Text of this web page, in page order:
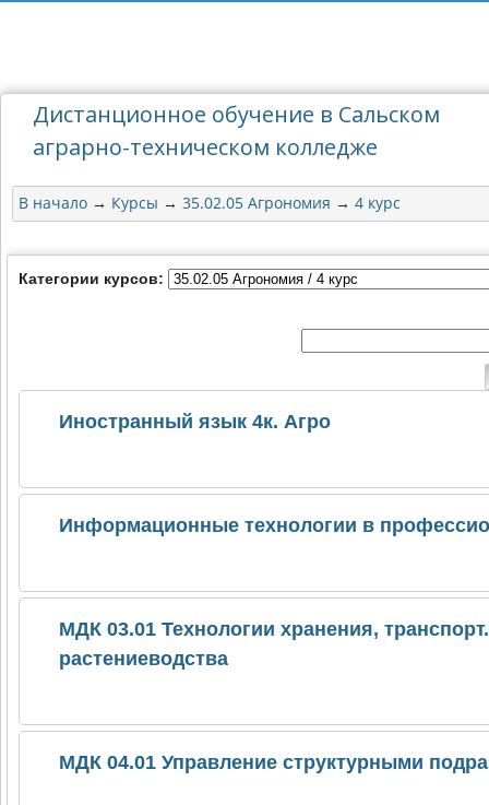
Дистанционное обучение в Сальском
аграрно-техническом колледже
В начало → Курсы → 35.02.05 Агрономия → 4 курс
Категории курсов:
Иностранный язык 4к. Агро
Информационные технологии в
МДК 03.01 Технологии хранения,
растениеводства
МДК 04.01 Управление структурными